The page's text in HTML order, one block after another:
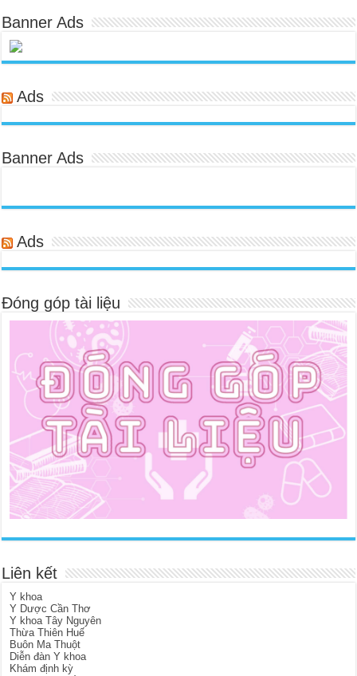
Banner Ads
Ads
Banner Ads
Ads
Đóng góp tài liệu
Liên kết
Y khoa
Y Dược Cần Thơ
Y khoa Tây Nguyên
Thừa Thiên Huế
Buôn Ma Thuột
Diễn đàn Y khoa
Khám định kỳ